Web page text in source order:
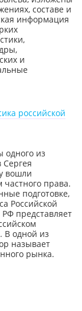
составе и
информация
и
российской
одного из
Сергея
вошли
права.
подготовке,
Российской
представляет
В одной из
называет
рынка.